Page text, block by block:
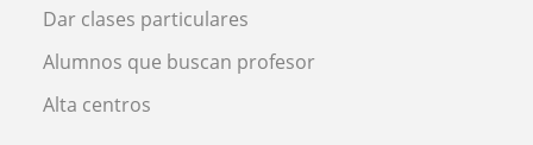
Dar clases particulares
Alumnos que buscan profesor
Alta centros